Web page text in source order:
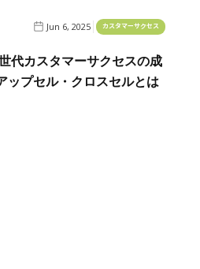
Jun 6, 2025 カスタマーサクセス
代カスタマーサクセスの成
ップセル・クロスセルとは